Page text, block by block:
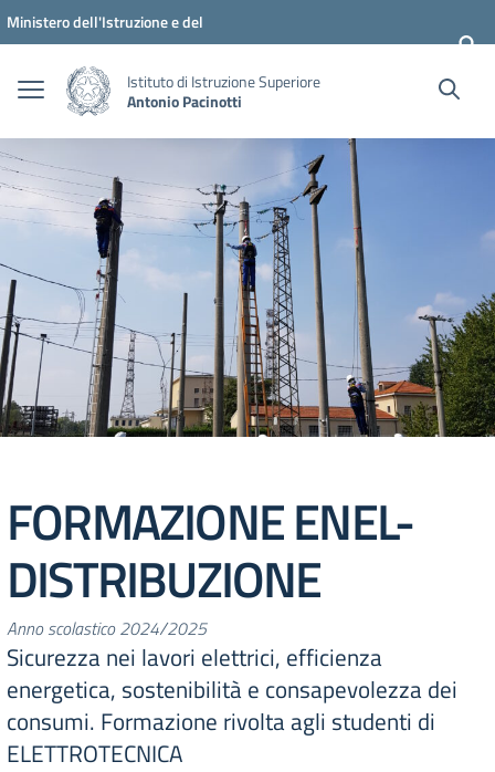
Vai ai contenuti
Vai al menu di navigazione
Vai al footer
Ministero dell'Istruzione e del
Istituto di Istruzione Superiore
Antonio Pacinotti
FORMAZIONE ENEL-
DISTRIBUZIONE
Anno scolastico 2024/2025
Sicurezza nei lavori elettrici, efficienza
energetica, sostenibilità e consapevolezza dei
consumi. Formazione rivolta agli studenti di
ELETTROTECNICA